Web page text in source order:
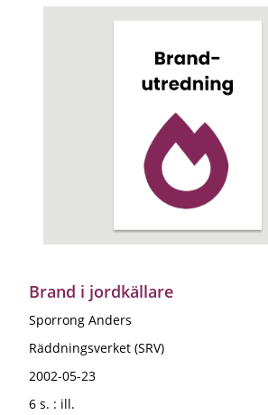
Brand i jordkällare
Sporrong Anders
Räddningsverket (SRV)
2002-05-23
6 s. : ill.